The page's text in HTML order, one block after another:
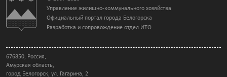
Управление жилищно-коммунального хозяйства
Официальный портал города Белогорска
Разработка и сопровождение отдел ИТО
676850, Россия,
Амурская область,
город Белогорск, ул. Гагарина, 2